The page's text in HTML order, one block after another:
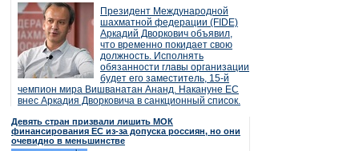
Президент Международной
шахматной федерации (FIDE)
Аркадий Дворкович объявил,
что временно покидает свою
должность. Исполнять
обязанности главы организации
будет его заместитель, 15-й
чемпион мира Вишванатан Ананд. Накануне ЕС
внес Аркадия Дворковича в санкционный список.
Девять стран призвали лишить МОК
финансирования ЕС из-за допуска россиян, но они
очевидно в меньшинстве